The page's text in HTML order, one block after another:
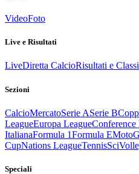
VideoFoto
Live e Risultati
LiveDiretta CalcioRisultati e
Sezioni
CalcioMercatoSerie ASerie B
LeagueEuropa LeagueConference
ItalianaFormula 1Formula E
CupNations LeagueTennisSci
Speciali